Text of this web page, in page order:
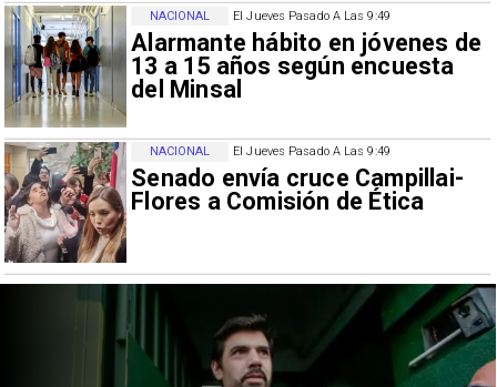
El Jueves Pasado A Las 9:49
Alarmante hábito en jóvenes de
13 a 15 años según encuesta
del Minsal
NACIONAL
El Jueves Pasado A Las 9:49
Senado envía cruce Campillai-
Flores a Comisión de Ética
NACIONAL